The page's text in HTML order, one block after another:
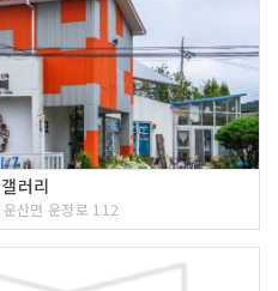
러리
운산면 운정로 112